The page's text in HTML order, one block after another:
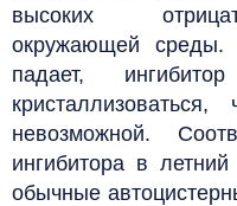
высоких
окружающей среды.
падает,
невозможной.
ингибитора в
обычные